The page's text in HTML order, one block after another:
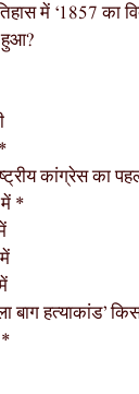
में ‘1857 का
हुआ?
कांग्रेस का
*
बाग हत्याकांड’